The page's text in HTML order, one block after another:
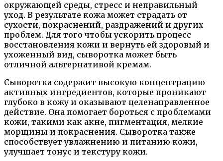
окружающей среды, стресс и неправильный
уход. В результате кожа может страдать от
сухости, покраснений, раздражений и других
проблем. Для того чтобы ускорить процесс
восстановления кожи и вернуть ей здоровый и
ухоженный вид, сыворотка может быть
отличной альтернативой кремам.
Сыворотка содержит высокую концентрацию
активных ингредиентов, которые проникают
глубоко в кожу и оказывают целенаправленное
действие. Она помогает бороться с проблемами
кожи, такими как акне, пигментация, мелкие
морщины и покраснения. Сыворотка также
способствует увлажнению и питанию кожи,
улучшает тонус и текстуру кожи.